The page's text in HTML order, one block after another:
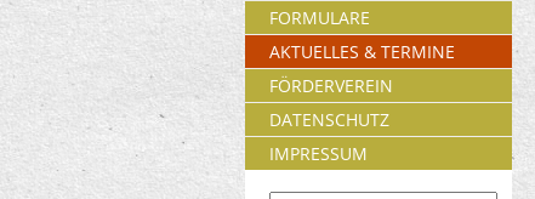
FORMULARE
AKTUELLES & TERMINE
FÖRDERVEREIN
DATENSCHUTZ
IMPRESSUM